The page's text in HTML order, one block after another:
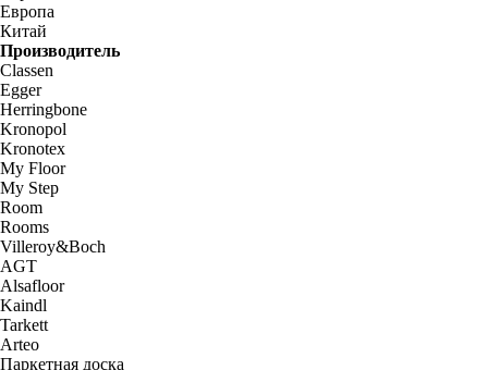
Европа
Китай
Производитель
Classen
Egger
Herringbone
Kronopol
Kronotex
My Floor
My Step
Room
Rooms
Villeroy&Boch
AGT
Alsafloor
Kaindl
Tarkett
Arteo
Паркетная доска